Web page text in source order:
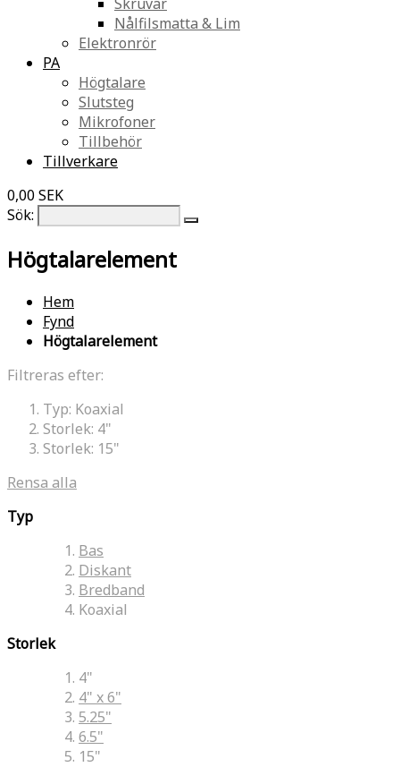
Nålfilsmatta & Lim
Elektronrör
PA
Högtalare
Slutsteg
Mikrofoner
Tillbehör
Tillverkare
0,00 SEK
Sök:
Högtalarelement
Hem
Fynd
Högtalarelement
Filtreras efter:
Typ: Koaxial
Storlek: 4"
Storlek: 15"
Rensa alla
Typ
Bas
Diskant
Bredband
Koaxial
Storlek
4"
4" x 6"
5.25"
6.5"
15"